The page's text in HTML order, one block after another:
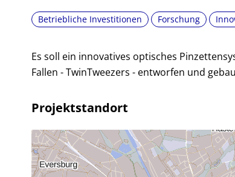
Betriebliche Investitionen Forschung
Es soll ein innovatives optisches
Fallen - TwinTweezers - entworfen und
Projektstandort